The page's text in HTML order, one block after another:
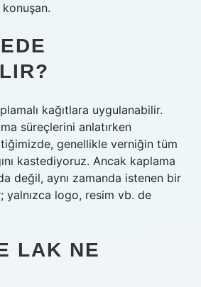
kağıtlara uygulanabilir.
süreçlerini anlatırken
genellikle verniğin tüm
kastediyoruz. Ancak kaplama
değil, aynı zamanda istenen bir
yalnızca logo, resim vb. de
LAK NE